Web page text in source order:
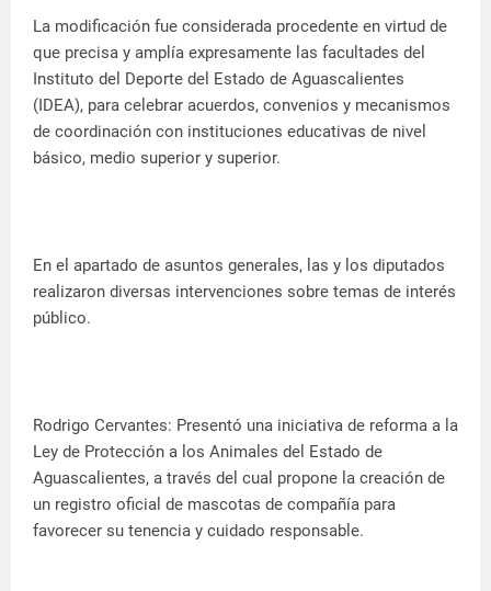
La modificación fue considerada procedente en virtud de
que precisa y amplía expresamente las facultades del
Instituto del Deporte del Estado de Aguascalientes
(IDEA), para celebrar acuerdos, convenios y mecanismos
de coordinación con instituciones educativas de nivel
básico, medio superior y superior.
En el apartado de asuntos generales, las y los diputados
realizaron diversas intervenciones sobre temas de interés
público.
Rodrigo Cervantes: Presentó una iniciativa de reforma a la
Ley de Protección a los Animales del Estado de
Aguascalientes, a través del cual propone la creación de
un registro oficial de mascotas de compañía para
favorecer su tenencia y cuidado responsable.